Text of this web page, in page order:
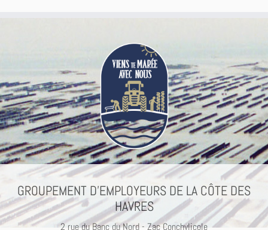
GROUPEMENT D’EMPLOYEURS DE LA CÔTE DES
HAVRES
2 rue du Banc du Nord - Zac Conchylicole